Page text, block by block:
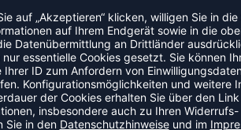
Reißverschluss Seitentaschen